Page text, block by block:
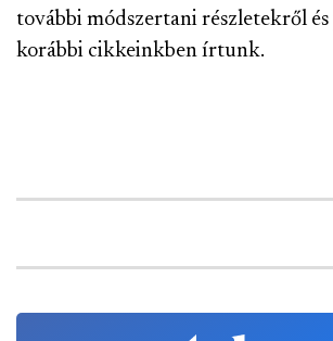
további módszertani részletekről
korábbi cikkeinkben írtunk.